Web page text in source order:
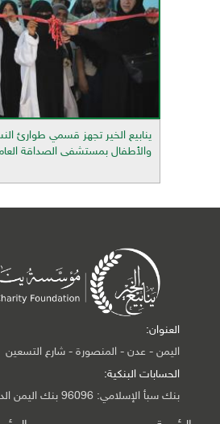
ينابيع الخير تجهز قسمي طوارئ
والأطفال بمستشفى الصداقة
العنوان:
اليمن - عدن - المنصورة - شارع التسعين
الحسابات البنكية:
بنك سبأ الإسلامي: 96096 بنك اليمن الدولي : 396836